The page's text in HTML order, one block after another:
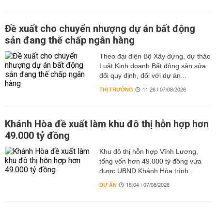
Đề xuất cho chuyển nhượng dự án bất động
sản đang thế chấp ngân hàng
Theo đại diện Bộ Xây dựng, dự thảo
Luật Kinh doanh Bất động sản sửa
đổi quy định, đối với dự án...
THỊ TRƯỜNG 11:26 | 07/08/2026
Khánh Hòa đề xuất làm khu đô thị hỗn hợp hơn
49.000 tỷ đồng
Khu đô thị hỗn hợp Vĩnh Lương,
tổng vốn hơn 49.000 tỷ đồng vừa
được UBND Khánh Hòa trình...
DỰ ÁN 15:04 | 07/08/2026